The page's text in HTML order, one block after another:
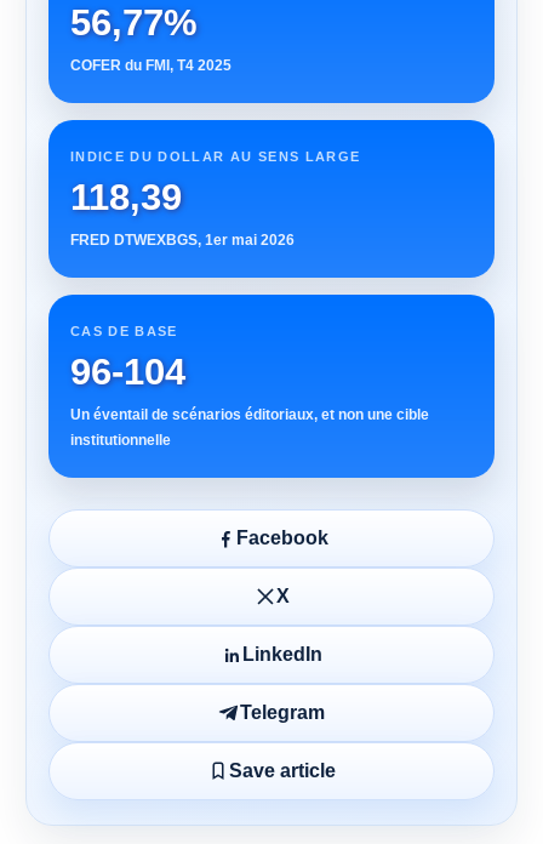
56,77%
COFER du FMI, T4 2025
INDICE DU DOLLAR AU SENS LARGE
118,39
FRED DTWEXBGS, 1er mai 2026
CAS DE BASE
96-104
Un éventail de scénarios éditoriaux, et non une cible
institutionnelle
Facebook
X
LinkedIn
Telegram
Save article